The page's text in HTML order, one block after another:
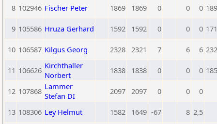
8 102946 Fischer Peter 1869 1869 0 0 0
9 105586 Hruza Gerhard 1592 1592 0 0 0
10 106587 Kilgus Georg 2328 2321 7 6 6
11 106626 Kirchthaller
Norbert
1838 1838 0 0 0
12 107868 Lammer
Stefan DI
2097 2097 0 0 0
13 108306 Ley Helmut 1582 1649 -67 8 2,5